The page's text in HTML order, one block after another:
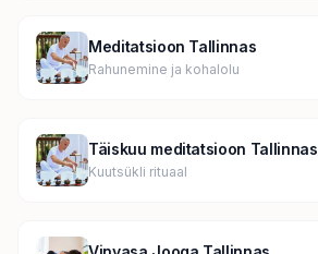
Meditatsioon Tallinnas
Rahunemine ja kohalolu
Täiskuu meditatsioon Tallinnas
Kuutsükli rituaal